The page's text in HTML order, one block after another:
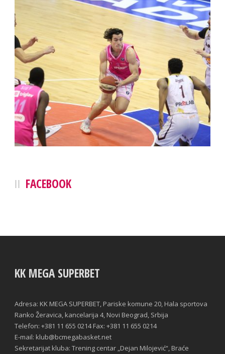
FACEBOOK
KK MEGA SUPERBET
Adresa: KK MEGA SUPERBET, Pariske komune 20, Hala sportova
Ranko Žeravica, kancelarija 4, Novi Beograd, Srbija
Telefon: +381 11 655 0214 Fax: +381 11 655 0214
E-mail: klub@bcmegabasket.net
Sekretarijat kluba: Trening centar „Dejan Milojević“, Braće